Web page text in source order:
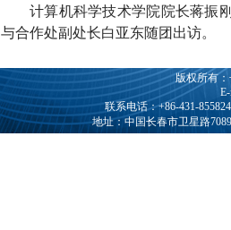
计算机科学技术学院院长蒋振
与合作处副处长白亚东随团出访。
版权所有
联系电话：+86-431-
地址：中国长春市卫星路